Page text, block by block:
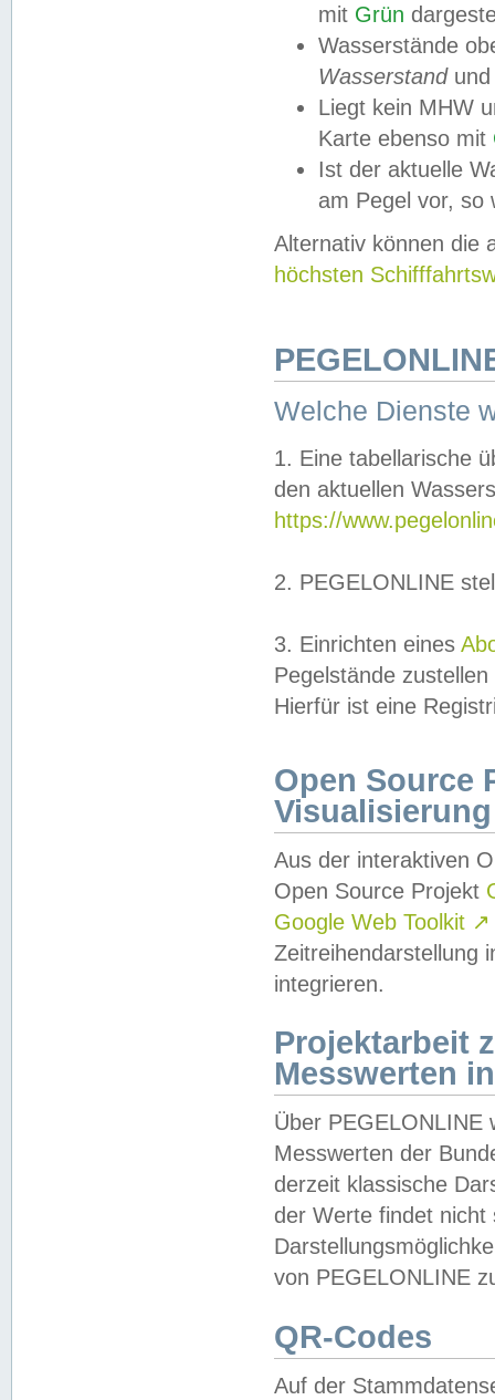
mit Grün
Wasserstände
Wasserstandund
Liegt kein MHW
Karte ebenso mit
Ist der aktuelle
am Pegel vor,
Alternativ können die
höchsten
Welche Dienste
1. Eine tabellarische
den aktuellen
https://
2. PEGELONLINE
3. Einrichten eines
Pegelstände
Hierfür ist eine
Open Source
Visualisierung
Aus der interaktiven
Open Source Projekt
Google Web Toolkit ↗
Zeitreihendarstellung
integrieren.
Projektarbeit
Messwerten
Über PEGELONLINE
Messwerten der
derzeit klassische
der Werte findet
von PEGELONLINE
QR-Codes
Auf der